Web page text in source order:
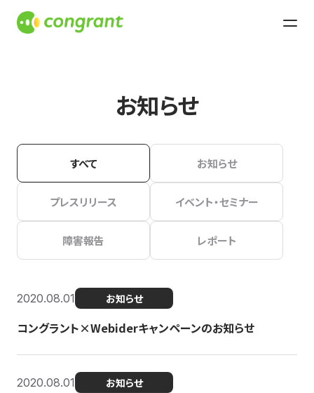
お知らせ
すべて お知らせ
プレスリリース イベント・セミナー
障害報告 レポート
2020.08.01 お知らせ
コングラント×Webiderキャンペーンのお知らせ
2020.08.01 お知らせ